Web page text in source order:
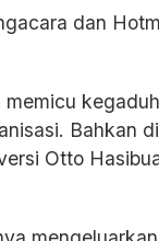
dan
Bahkan
Otto